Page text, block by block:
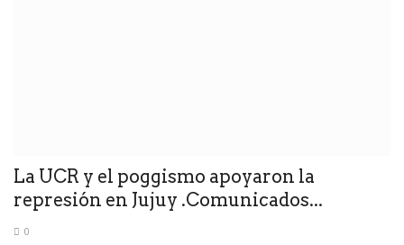
La UCR y el poggismo apoyaron la
represión en Jujuy .Comunicados...
0